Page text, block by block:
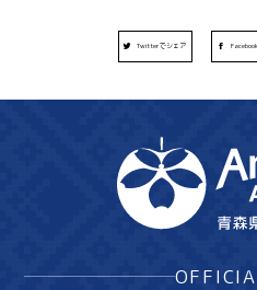
Twitterでシェア